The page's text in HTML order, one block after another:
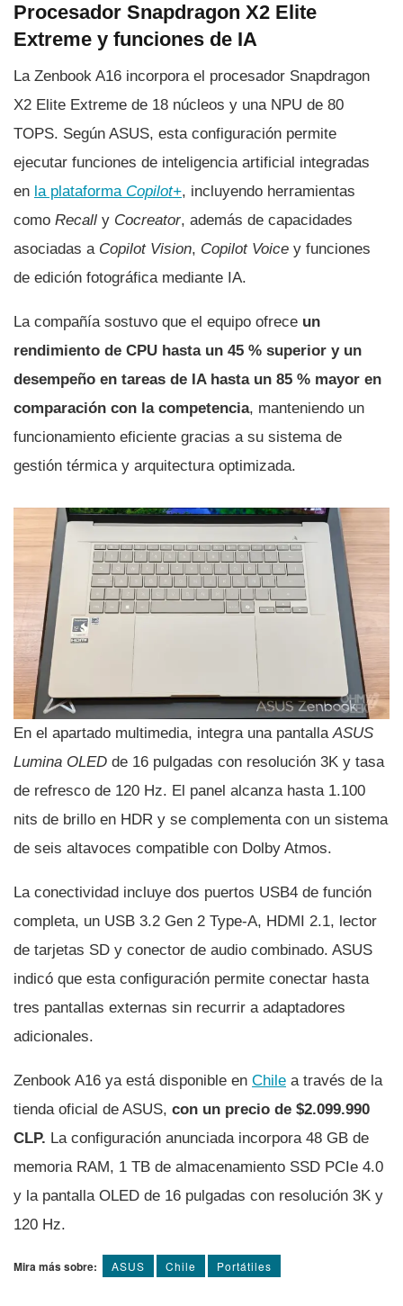
Procesador Snapdragon X2 Elite
Extreme y funciones de IA
La Zenbook A16 incorpora el procesador Snapdragon
X2 Elite Extreme de 18 núcleos y una NPU de 80
TOPS. Según ASUS, esta configuración permite
ejecutar funciones de inteligencia artificial integradas
en la plataforma Copilot+, incluyendo herramientas
como Recall y Cocreator, además de capacidades
asociadas a Copilot Vision, Copilot Voice y funciones
de edición fotográfica mediante IA.
La compañía sostuvo que el equipo ofrece un
rendimiento de CPU hasta un 45 % superior y un
desempeño en tareas de IA hasta un 85 % mayor en
comparación con la competencia, manteniendo un
funcionamiento eficiente gracias a su sistema de
gestión térmica y arquitectura optimizada.
En el apartado multimedia, integra una pantallaASUS
Lumina OLED de 16 pulgadas con resolución 3K y tasa
de refresco de 120 Hz. El panel alcanza hasta 1.100
nits de brillo en HDR y se complementa con un sistema
de seis altavoces compatible con Dolby Atmos.
La conectividad incluye dos puertos USB4 de función
completa, un USB 3.2 Gen 2 Type-A, HDMI 2.1, lector
de tarjetas SD y conector de audio combinado. ASUS
indicó que esta configuración permite conectar hasta
tres pantallas externas sin recurrir a adaptadores
adicionales.
Zenbook A16 ya está disponible en Chile a través de la
tienda oficial de ASUS, con un precio de $2.099.990
CLP. La configuración anunciada incorpora 48 GB de
memoria RAM, 1 TB de almacenamiento SSD PCIe 4.0
y la pantalla OLED de 16 pulgadas con resolución 3K y
120 Hz.
Mira más sobre: ASUS Chile Portátiles